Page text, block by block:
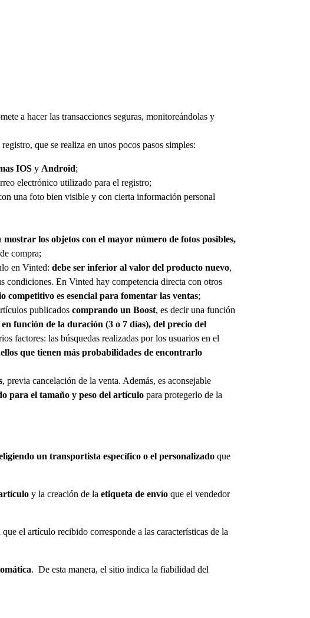
a hacer las transacciones seguras, monitoreándolas y
que se realiza en unos pocos pasos simples:
IOS y Android;
electrónico utilizado para el registro;
una foto bien visible y con cierta información personal
mostrar los objetos con el mayor número de fotos posibles,
compra;
en Vinted: debe ser inferior al valor del producto nuevo,
condiciones. En Vinted hay competencia directa con otros
competitivo es esencial para fomentar las ventas;
publicados comprando un Boost, es decir una función
función de la duración (3 o 7 días), del precio del
factores: las búsquedas realizadas por los usuarios en el
que tienen más probabilidades de encontrarlo
, previa cancelación de la venta. Además, es aconsejable
para el tamaño y peso del artículo para protegerlo de la
un transportista específico o el personalizado que
y la creación de la etiqueta de envío que el vendedor
el artículo recibido corresponde a las características de la
. De esta manera, el sitio indica la fiabilidad del